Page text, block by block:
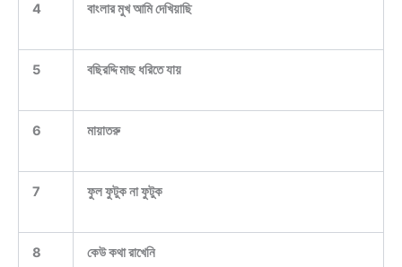
4 বাংলার মুখ আমি দেখিয়াছি
5 বছিরদ্দি মাছ ধরিতে যায়
6 মায়াতরু
7 ফুল ফুটুক না ফুটুক
8 কেউ কথা রাখেনি